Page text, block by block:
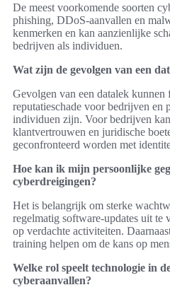
De meest voorkomende soorten
phishing, DDoS-aanvallen en
kenmerken en kan aanzienlijke
bedrijven als individuen.
Wat zijn de gevolgen van een
Gevolgen van een datalek kunnen
reputatieschade voor bedrijven en
individuen zijn. Voor bedrijven
klantvertrouwen en juridische
geconfronteerd worden met
Hoe kan ik mijn persoonlijke
cyberdreigingen?
Het is belangrijk om sterke
regelmatig software-updates uit te
op verdachte activiteiten.
training helpen om de kans op
Welke rol speelt technologie in
cyberaanvallen?